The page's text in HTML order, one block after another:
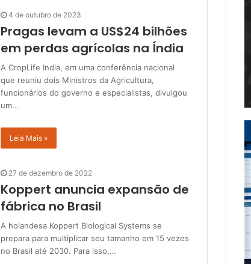
4 de outubro de 2023
Pragas levam a US$24 bilhões
em perdas agrícolas na Índia
A CropLife India, em uma conferência nacional
que reuniu dois Ministros da Agricultura,
funcionários do governo e especialistas, divulgou
um…
Leia Mais »
27 de dezembro de 2022
Koppert anuncia expansão de
fábrica no Brasil
A holandesa Koppert Biological Systems se
prepara para multiplicar seu tamanho em 15 vezes
no Brasil até 2030. Para isso,…